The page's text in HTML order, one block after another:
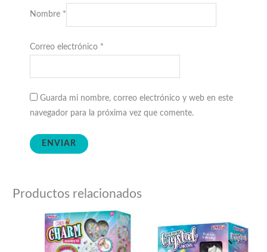
Nombre *
Correo electrónico *
Guarda mi nombre, correo electrónico y web en este
navegador para la próxima vez que comente.
Productos relacionados